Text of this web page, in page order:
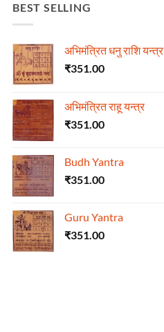
BEST SELLING
अभिमंत्रित धनु राशि यन्त्र
₹351.00
अभिमंत्रित राहू यन्त्र
₹351.00
Budh Yantra
₹351.00
Guru Yantra
₹351.00